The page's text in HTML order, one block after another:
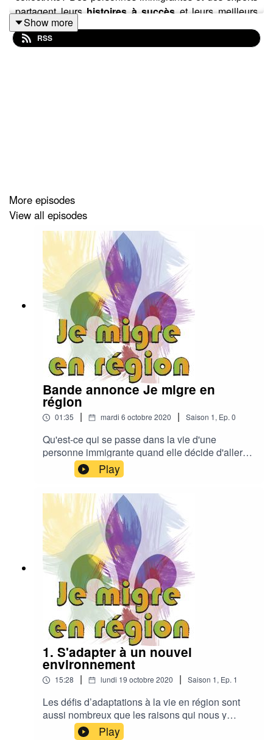
partagent leurshistoires à succèset leurs meilleurs
trucs pour uneinclusion réussiedes nouveaux
arrivants.
Show more
RSS
More episodes
View all episodes
Bande annonce Je migre en
région
01:35 | mardi 6 octobre 2020 | Saison 1, Ep. 0
Qu'est-ce qui se passe dans la vie d'une
personne immigrante quand elle décide d'aller
vivre en région? À travers quelles phases
d'adaptation passera-t-elle?Le Balado Je migre
en région tentera de répondre à ces questions. À
compter du 19 octobre 2020, un nouvel épisode
sera disponible chaque jour. Abonnez-vous au
PodCast pour recevoir les notifications et
partagez!
Play
1. S'adapter à un nouvel
environnement
15:28 | lundi 19 octobre 2020 | Saison 1, Ep. 1
Les défis d’adaptations à la vie en région sont
aussi nombreux que les raisons qui nous y
mènent, surtout quand on arrive d’un autre pays.
Play